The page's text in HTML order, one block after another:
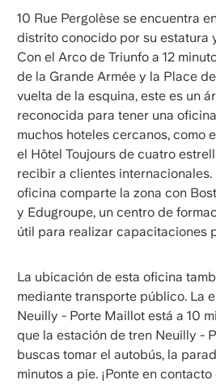
10 Rue Pergolèse se encuentra
distrito conocido por su estatura
Con el Arco de Triunfo a 12
de la Grande Armée y la Place
vuelta de la esquina, este es un
reconocida para tener una
muchos hoteles cercanos, como
el Hôtel Toujours de cuatro
recibir a clientes internacionales.
oficina comparte la zona con
y Edugroupe, un centro de
útil para realizar capacitaciones
La ubicación de esta oficina
mediante transporte público. La
Neuilly - Porte Maillot está a 10
que la estación de tren Neuilly -
buscas tomar el autobús, la
minutos a pie. ¡Ponte en